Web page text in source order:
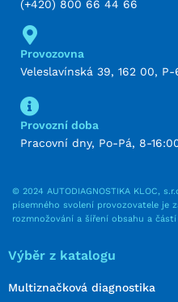
(+420) 800 66 44 66
Provozovna
Veleslavínská 39, 162 00, P-
Provozní doba
Pracovní dny, Po-Pá, 8-
© 2024 AUTODIAGNOSTIKA KLOC,
písemného svolení provozovatele je
rozmnožování a šíření obsahu a
Výběr z katalogu
Multiznačková diagnostika